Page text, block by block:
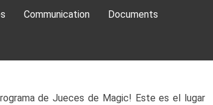
Communication Documents
de Jueces de Magic! Este es el lugar